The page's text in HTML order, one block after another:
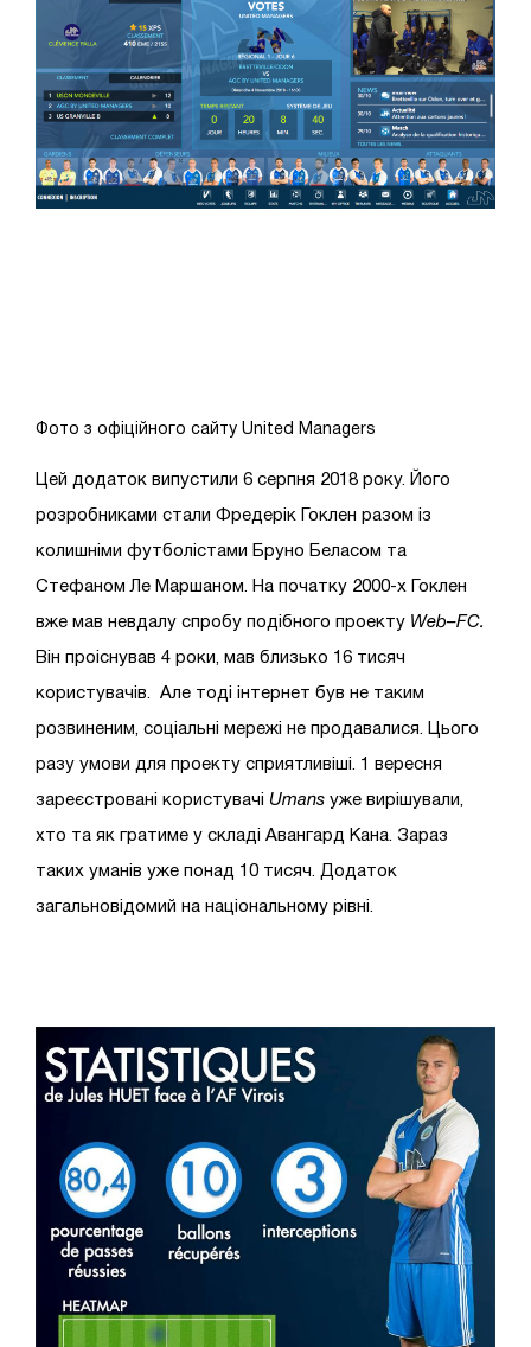
Фото з офіційного сайту United Managers
Цей додаток випустили 6 серпня 2018 року. Його
розробниками стали Фредерік Гоклен разом із
колишніми футболістами Бруно Беласом та
Стефаном Ле Маршаном. На початку 2000-х Гоклен
вже мав невдалу спробу подібного проекту Web–FC.
Він проіснував 4 роки, мав близько 16 тисяч
користувачів. Але тоді інтернет був не таким
розвиненим, соціальні мережі не продавалися. Цього
разу умови для проекту сприятливіші. 1 вересня
зареєстровані користувачі Umans уже вирішували,
хто та як гратиме у складі Авангард Кана. Зараз
таких уманів уже понад 10 тисяч. Додаток
загальновідомий на національному рівні.